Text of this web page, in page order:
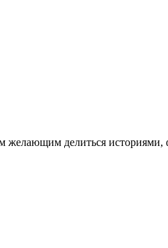
желающим делиться